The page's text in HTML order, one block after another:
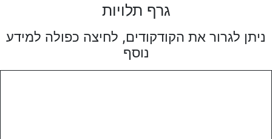
גרף תלויות
ניתן לגרור את הקודקודים, לחיצה כפולה למידע
נוסף